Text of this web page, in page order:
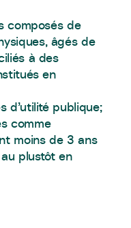
composés de
âgés de
à des
en
d’utilité publique;
comme
moins de 3 ans
plustôt en